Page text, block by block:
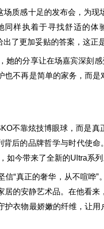
质感十足的发布会，为现
样执着于寻找舒适的体
了更加妥贴的答案，这正
的分享让在场嘉宾深刻感
不再是简单的家务，而
靠炫技博眼球，而是真
后的品牌哲学与时代使
如今带来了全新的Ultra系列
真正的奢华，从不喧哗”
的安静艺术品。在他看来
衣物最娇嫩的纤维，让